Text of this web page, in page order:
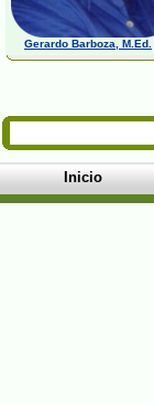
Gerardo Barboza, M.Ed.
Inicio